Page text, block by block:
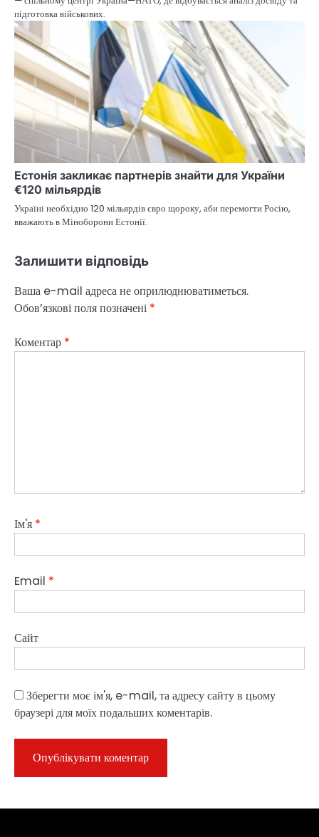
підготовка військових.
Естонія закликає партнерів знайти для України
€120 мільярдів
Україні необхідно 120 мільярдів євро щороку, аби перемогти Росію,
вважають в Міноборони Естонії.
Залишити відповідь
Ваша e-mail адреса не оприлюднюватиметься.
Обов’язкові поля позначені *
Коментар *
Ім'я *
Email *
Сайт
Зберегти моє ім'я, e-mail, та адресу сайту в цьому
браузері для моїх подальших коментарів.